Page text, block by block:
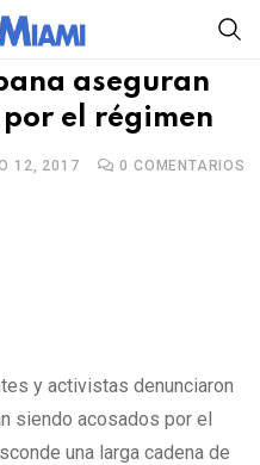
aseguran
el régimen
12, 2017 0 COMENTARIOS
y activistas denunciaron
siendo acosados por el
una larga cadena de